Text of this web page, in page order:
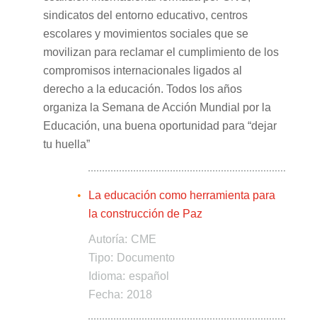
sindicatos del entorno educativo, centros
escolares y movimientos sociales que se
movilizan para reclamar el cumplimiento de los
compromisos internacionales ligados al
derecho a la educación. Todos los años
organiza la Semana de Acción Mundial por la
Educación, una buena oportunidad para “dejar
tu huella”
La educación como herramienta para
la construcción de Paz
Autoría: CME
Tipo: Documento
Idioma: español
Fecha: 2018